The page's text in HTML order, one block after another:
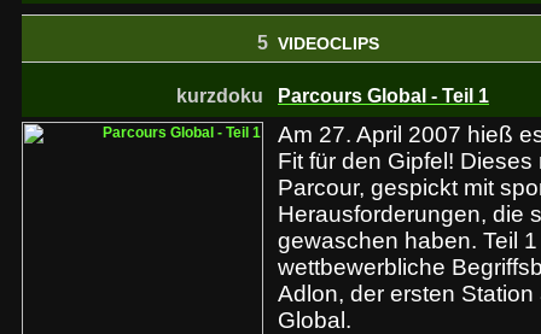
5 VIDEOCLIPS
kurzdoku Parcours Global - Teil 1
Am 27. April 2007 hieß
Fit für den Gipfel!
Parcour, gespickt mit
Herausforderungen, die
gewaschen haben. Teil
wettbewerbliche
Adlon, der ersten
Global.